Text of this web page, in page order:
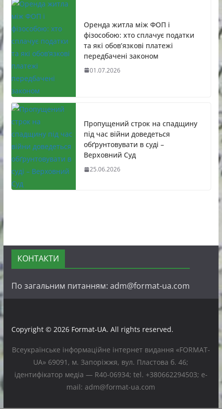
Оренда житла між ФОП і
фізособою: хто сплачує податки
та які обов’язкові платежі
передбачені законом
01.07.2026
Пропущений строк на спадщину
під час війни доведеться
обґрунтовувати в суді –
Верховний Суд
25.06.2026
КОНТАКТИ
По загальним питанням: adm@format-ua.com
Copyright © 2026 Format-UA. All rights reserved.
Всеукраїнське інформаційне інтернет видання «FORMAT-
UA» 69091, м. Запоріжжя, вул. Пластова б. 46;
ідентифікатор медіа — R40-06934; tel. +380662294503; e-
mail: adm@format-ua.com